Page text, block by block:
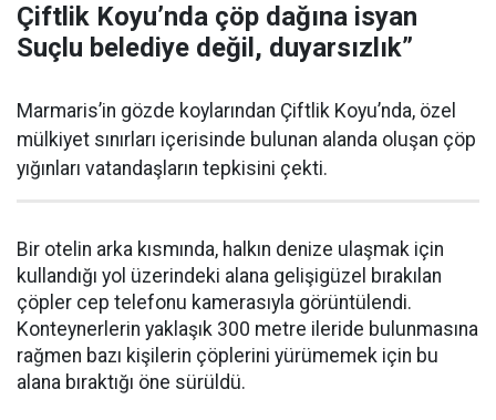
Çiftlik Koyu’nda çöp dağına isyan
Suçlu belediye değil, duyarsızlık”
Marmaris’in gözde koylarından Çiftlik Koyu’nda, özel
mülkiyet sınırları içerisinde bulunan alanda oluşan çöp
yığınları vatandaşların tepkisini çekti.
Bir otelin arka kısmında, halkın denize ulaşmak için
kullandığı yol üzerindeki alana gelişigüzel bırakılan
çöpler cep telefonu kamerasıyla görüntülendi.
Konteynerlerin yaklaşık 300 metre ileride bulunmasına
rağmen bazı kişilerin çöplerini yürümemek için bu
alana bıraktığı öne sürüldü.